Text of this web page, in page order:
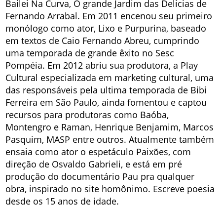
Bailei Na Curva, O grande Jardim das Delicias de
Fernando Arrabal. Em 2011 encenou seu primeiro
monólogo como ator, Lixo e Purpurina, baseado
em textos de Caio Fernando Abreu, cumprindo
uma temporada de grande êxito no Sesc
Pompéia. Em 2012 abriu sua produtora, a Play
Cultural especializada em marketing cultural, uma
das responsáveis pela ultima temporada de Bibi
Ferreira em São Paulo, ainda fomentou e captou
recursos para produtoras como Baóba,
Montengro e Raman, Henrique Benjamim, Marcos
Pasquim, MASP entre outros. Atualmente também
ensaia como ator o espetáculo Paixões, com
direção de Osvaldo Gabrieli, e está em pré
produção do documentário Pau pra qualquer
obra, inspirado no site homônimo. Escreve poesia
desde os 15 anos de idade.